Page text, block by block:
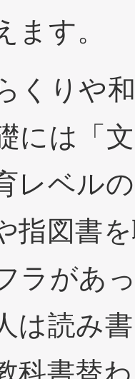
ます。
くりや
には「
レベル
指図書
ラがあ
は読み
科書替